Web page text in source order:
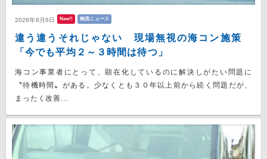
2026年8月6日 New!! 物流ニュース
違う違うそれじゃない 現場無視の海コン施策
「今でも平均２～３時間は待つ」
海コン事業者にとって、顕在化しているのに解決しがたい問題に
〝待機時間〟がある。少なくとも３０年以上前から続く問題だが、
まったく改善...